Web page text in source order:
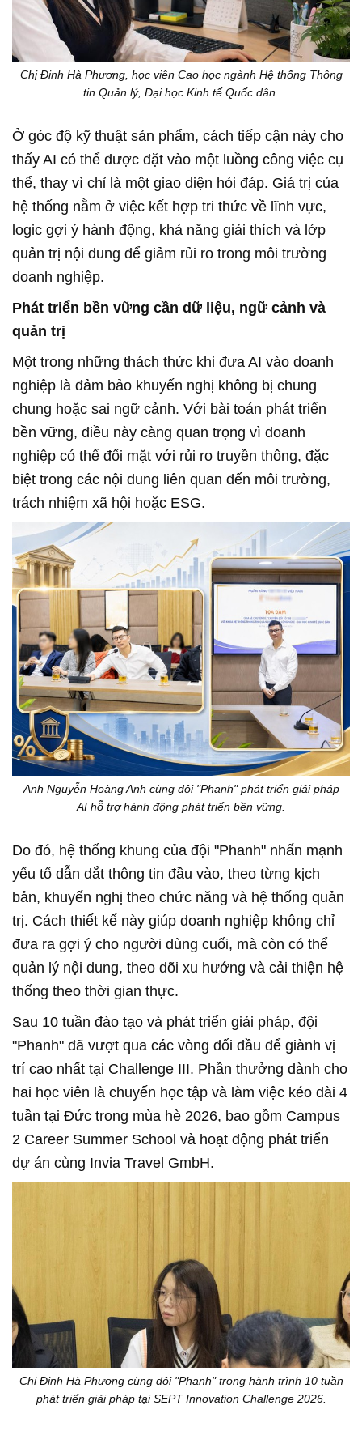
Chị Đinh Hà Phương, học viên Cao học ngành Hệ thống Thông
tin Quản lý, Đại học Kinh tế Quốc dân.
Ở góc độ kỹ thuật sản phẩm, cách tiếp cận này cho
thấy AI có thể được đặt vào một luồng công việc cụ
thể, thay vì chỉ là một giao diện hỏi đáp. Giá trị của
hệ thống nằm ở việc kết hợp tri thức về lĩnh vực,
logic gợi ý hành động, khả năng giải thích và lớp
quản trị nội dung để giảm rủi ro trong môi trường
doanh nghiệp.
Phát triển bền vững cần dữ liệu, ngữ cảnh và
quản trị
Một trong những thách thức khi đưa AI vào doanh
nghiệp là đảm bảo khuyến nghị không bị chung
chung hoặc sai ngữ cảnh. Với bài toán phát triển
bền vững, điều này càng quan trọng vì doanh
nghiệp có thể đối mặt với rủi ro truyền thông, đặc
biệt trong các nội dung liên quan đến môi trường,
trách nhiệm xã hội hoặc ESG.
Anh Nguyễn Hoàng Anh cùng đội "Phanh" phát triển giải pháp
AI hỗ trợ hành động phát triển bền vững.
Do đó, hệ thống khung của đội "Phanh" nhấn mạnh
yếu tố dẫn dắt thông tin đầu vào, theo từng kịch
bản, khuyến nghị theo chức năng và hệ thống quản
trị. Cách thiết kế này giúp doanh nghiệp không chỉ
đưa ra gợi ý cho người dùng cuối, mà còn có thể
quản lý nội dung, theo dõi xu hướng và cải thiện hệ
thống theo thời gian thực.
Sau 10 tuần đào tạo và phát triển giải pháp, đội
"Phanh" đã vượt qua các vòng đối đầu để giành vị
trí cao nhất tại Challenge III. Phần thưởng dành cho
hai học viên là chuyến học tập và làm việc kéo dài 4
tuần tại Đức trong mùa hè 2026, bao gồm Campus
2 Career Summer School và hoạt động phát triển
dự án cùng Invia Travel GmbH.
Chị Đinh Hà Phương cùng đội "Phanh" trong hành trình 10 tuần
phát triển giải pháp tại SEPT Innovation Challenge 2026.